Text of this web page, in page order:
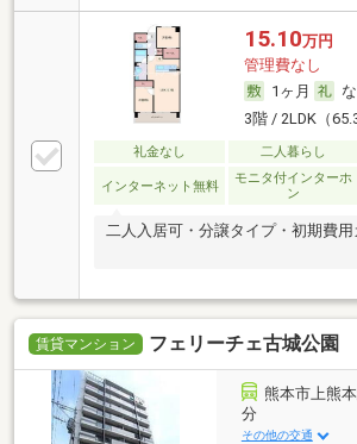
15.10万円
管理費なし
1ヶ月
3階 / 2LDK（
礼金なし 二人暮らし
インターネット無料
モニタ付インターホ
ン
二人入居可・分譲タイプ・初期費
賃貸マンション フェリーチェ古城公園
熊本市上熊
分
その他の交通